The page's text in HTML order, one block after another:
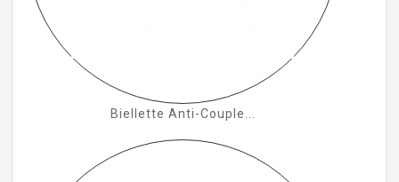
Biellette Anti-Couple...